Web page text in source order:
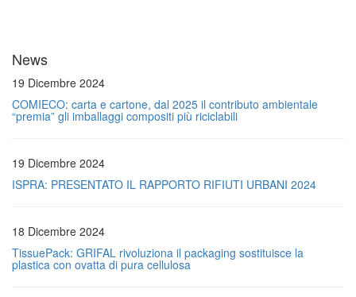
News
19 Dicembre 2024
COMIECO: carta e cartone, dal 2025 il contributo ambientale
“premia” gli imballaggi compositi più riciclabili
19 Dicembre 2024
ISPRA: PRESENTATO IL RAPPORTO RIFIUTI URBANI 2024
18 Dicembre 2024
TissuePack: GRIFAL rivoluziona il packaging sostituisce la
plastica con ovatta di pura cellulosa